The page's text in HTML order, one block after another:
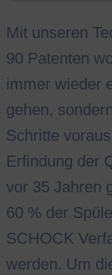
Mit unseren
90 Patenten
immer wieder
gehen,
Schritte
Erfindung der
vor 35 Jahren
60 % der
SCHOCK
werden. Um